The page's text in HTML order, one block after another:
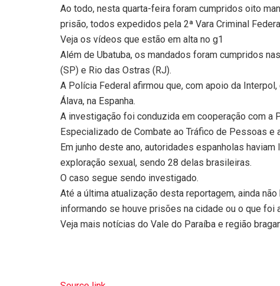
Ao todo, nesta quarta-feira foram cumpridos oito
prisão, todos expedidos pela 2ª Vara Criminal
Veja os vídeos que estão em alta no g1
Além de Ubatuba, os mandados foram cumpridos
(SP) e Rio das Ostras (RJ).
A Polícia Federal afirmou que, com apoio da
Álava, na Espanha.
A investigação foi conduzida em cooperação com a
Especializado de Combate ao Tráfico de Pessoas e
Em junho deste ano, autoridades espanholas
exploração sexual, sendo 28 delas brasileiras.
O caso segue sendo investigado.
Até a última atualização desta reportagem, ainda
informando se houve prisões na cidade ou o que foi
Veja mais notícias do Vale do Paraíba e região